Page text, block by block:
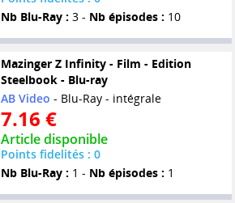
Nb Blu-Ray : 3 - Nb épisodes : 10
Mazinger Z Infinity - Film - Edition
Steelbook - Blu-ray
AB Video - Blu-Ray - intégrale
7.16 €
Article disponible
Points fidelités : 0
Nb Blu-Ray : 1 - Nb épisodes : 1